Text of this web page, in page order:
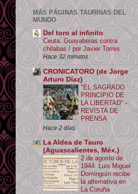
MÁS PÁGINAS TAURINAS DEL
MUNDO
Del toro al infinito
Ceuta. Guayaberas contra
chilabas / por Javier Torres
Hace 32 minutos.
CRONICATORO (de Jorge
Arturo Díaz)
"EL SAGRADO
PRINCIPIO DE
LA LIBERTAD" -
REVISTA DE
PRENSA
Hace 2 días.
La Aldea de Tauro
(Aguascalientes, Méx.)
2 de agosto de
1944: Luis Miguel
Dominguín recibe
la alternativa en
La Coruña